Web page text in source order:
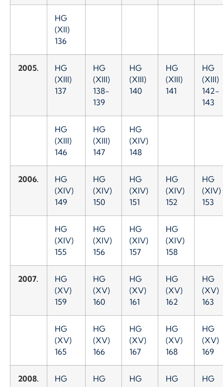
HG
(XII)
136
2005.
HG
(XIII)
137
HG
(XIII)
138-
139
HG
(XIII)
140
HG
(XIII)
141
HG
(XIII)
142-
143
HG
(XIII)
146
HG
(XIII)
147
HG
(XIV)
148
2006.
HG
(XIV)
149
HG
(XIV)
150
HG
(XIV)
151
HG
(XIV)
152
HG
(XIV)
153
HG
(XIV)
155
HG
(XIV)
156
HG
(XIV)
157
HG
(XIV)
158
2007.
HG
(XV)
159
HG
(XV)
160
HG
(XV)
161
HG
(XV)
162
HG
(XV)
163
HG
(XV)
165
HG
(XV)
166
HG
(XV)
167
HG
(XV)
168
HG
(XV)
169
2008.
HG
HG
HG
HG
HG